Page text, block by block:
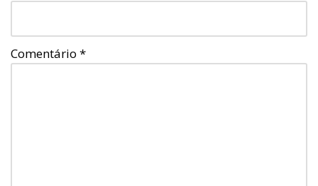
Comentário *